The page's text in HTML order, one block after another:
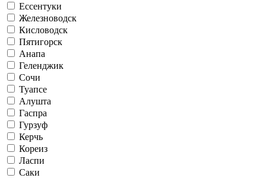
Ессентуки
Железноводск
Кисловодск
Пятигорск
Анапа
Геленджик
Сочи
Туапсе
Алушта
Гаспра
Гурзуф
Керчь
Кореиз
Ласпи
Саки